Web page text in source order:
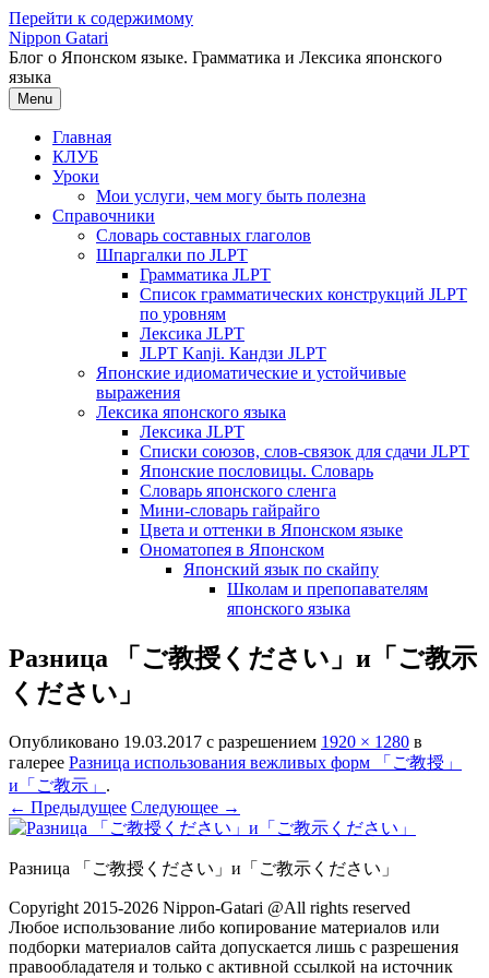
Перейти к содержимому
Nippon Gatari
Блог о Японском языке. Грамматика и Лексика японского
языка
Menu
Главная
КЛУБ
Уроки
Мои услуги, чем могу быть полезна
Справочники
Словарь составных глаголов
Шпаргалки по JLPT
Грамматика JLPT
Список грамматических конструкций JLPT
по уровням
Лексика JLPT
JLPT Kanji. Кандзи JLPT
Японские идиоматические и устойчивые
выражения
Лексика японского языка
Лексика JLPT
Списки союзов, слов-связок для сдачи JLPT
Японские пословицы. Словарь
Словарь японского сленга
Мини-словарь гайрайго
Цвета и оттенки в Японском языке
Ономатопея в Японском
Японский язык по скайпу
Школам и препопавателям
японского языка
Разница 「ご教授ください」и「ご教示
ください」
Опубликовано 19.03.2017 с разрешением 1920 × 1280 в
галерее Разница использования вежливых форм 「ご教授」
и「ご教示」 .
← Предыдущее Следующее →
Разница 「ご教授ください」и「ご教示ください」
Copyright 2015-2026 Nippon-Gatari @All rights reserved
Любое использование либо копирование материалов или
подборки материалов сайта допускается лишь с разрешения
правообладателя и только с активной ссылкой на источник